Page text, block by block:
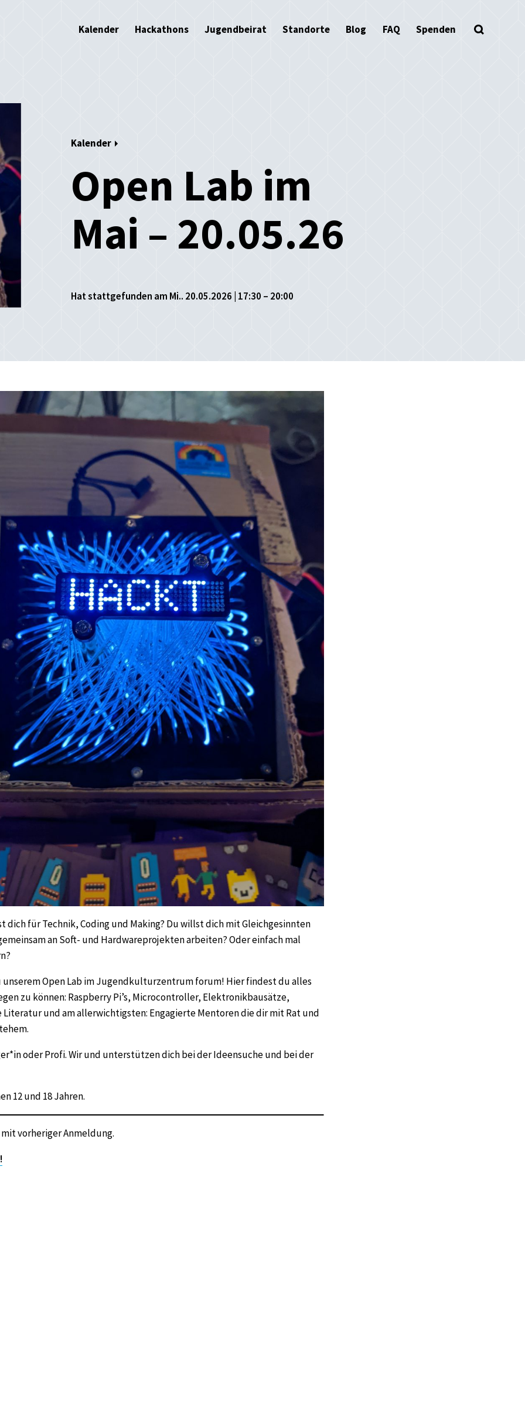
Kalender Hackathons Jugendbeirat Standorte Blog FAQ Spenden
Kalender
Open Lab im
Mai – 20.05.26
Hat stattgefunden am Mi.. 20.05.2026 | 17:30 – 20:00
dich für Technik, Coding und Making? Du willst dich mit Gleichgesinnten
an Soft- und Hardwareprojekten arbeiten? Oder einfach mal
unserem Open Lab im Jugendkulturzentrum forum! Hier findest du alles
zu können: Raspberry Pi’s, Microcontroller, Elektronikbausätze,
und am allerwichtigsten: Engagierte Mentoren die dir mit Rat und
oder Profi. Wir und unterstützen dich bei der Ideensuche und bei der
12 und 18 Jahren.
vorheriger Anmeldung.